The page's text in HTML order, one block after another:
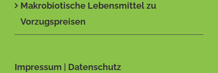
Makrobiotische Lebensmittel zu
Vorzugspreisen
Impressum
Datenschutz